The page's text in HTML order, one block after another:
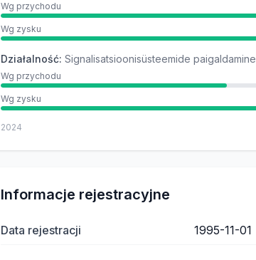
Wg przychodu
Wg zysku
Działalność: Signalisatsioonisüsteemide paigaldamine
Wg przychodu
Wg zysku
2024
Informacje rejestracyjne
Data rejestracji 1995-11-01